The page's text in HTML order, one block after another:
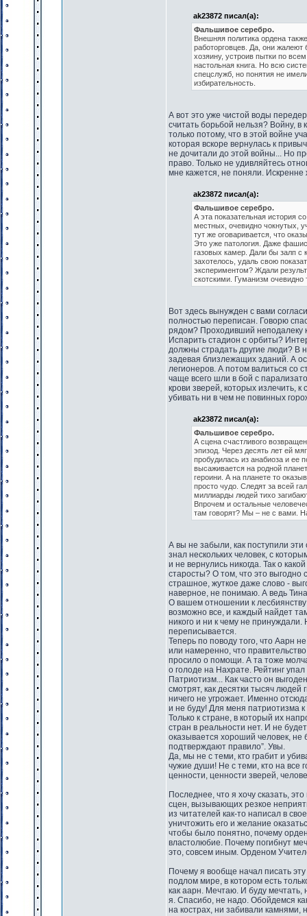
ak23872 писал(а):
Фальшивое серебро.
Внешняя политика ордена
работорговцев. Да, они
хозяину, устроив пытки по
настольная книга. Но всю
спецслужб, но понятия не
избирательность.
А вот это уже чистой воды
считать борьбой нельзя? Войну,
только потому, что в этой войне
которая вскоре вернулась к
не дочитали до этой войны... Но
право. Только не удивляйтесь
мне кажется, не поняли.
ak23872 писал(а):
Фальшивое серебро.
А эта показательная история
местных, очевидно чокнутых,
тут же оговаривается, что
Это уже патология. Даже
газовых камер. Дали бы залп с
захотелось, удаль свою
экспериментом? Ждали
скотскими. Гуманизм очевидно
Вот здесь вынужден с вами
полностью переписан. Говорю
рядом? Проходивший неподалеку
Испарить стадион с орбиты?
должны страдать другие люди? В
задевая близлежащих зданий. А
легионеров. А потом валиться со
чаще всего шли в бой с
крови зверей, которых излечить,
убивать ни в чем не повинных
ak23872 писал(а):
Фальшивое серебро.
А сцена счастливого
эпизод. Через десять лет ей
пробудилась из анабиоза и ее
высаживается на родной
героини. А на планете то
просто чудо. Следят за всей
миллиарды людей тихо
Впрочем и остальные
там говорят? Мы – не с вами.
А вы не забыли, как поступили
знал нескольких человек, с
и не вернулись никогда. Так о
старосты? О том, что это выгодно
страшное, жуткое даже слово -
наверное, не понимаю. А ведь
О вашем отношении к лесбиянству
возможно все, и каждый найдет
никого и ни к чему не
переписывается.
Теперь по поводу того, что Аарн
или намеренно, что
просило о помощи. А та тоже
о голоде на Нахрате. Рейтинг
Патриотизм... Как часто он
смотрят, как десятки тысяч
ничего не угрожает. Именно
и не буду! Для меня патриотизма
Только к стране, в который их
стран в реальности нет. И не
оказывается хороший человек, не
подтверждают правило”. Увы.
Да, мы не с теми, кто грабит и
чужие души! Не с теми, кто на
ценности, ценности зверей,
Последнее, что я хочу сказать,
сцен, вызывающих резкое
из читателей как-то написал в
уничтожить его и желание
чтобы было понятно, почему
властолюбие. Почему погибнут
это, совсем иным. Орденом
Почему я вообще начал писать
подлом мире, в котором есть
как аарн. Мечтаю. И буду мечтать,
я. Спасибо, не надо. Обойдемся
на кострах, ни забивали камнями,